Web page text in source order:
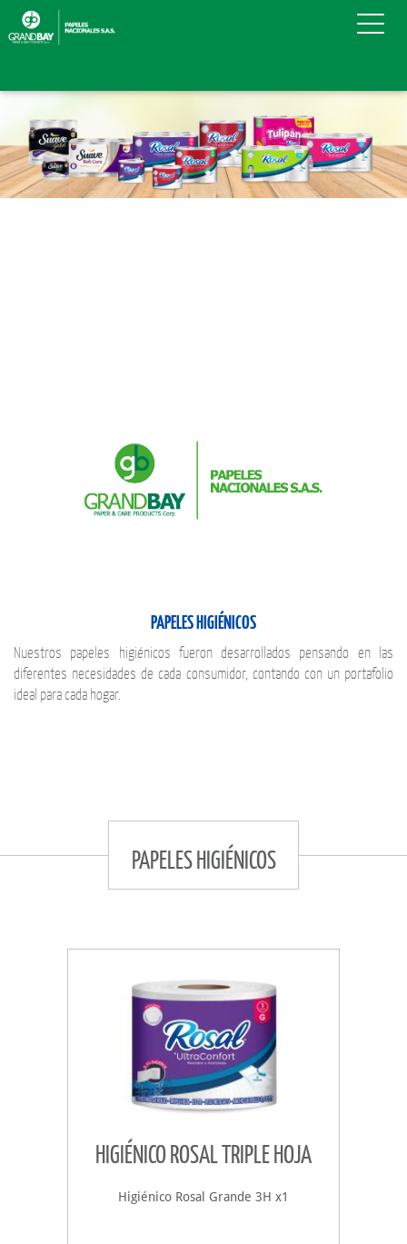
PAPELES HIGIÉNICOS
Nuestros papeles higiénicos fueron desarrollados pensando en las
diferentes necesidades de cada consumidor, contando con un portafolio
ideal para cada hogar.
PAPELES HIGIÉNICOS
HIGIÉNICO ROSAL TRIPLE HOJA
Higiénico Rosal Grande 3H x1